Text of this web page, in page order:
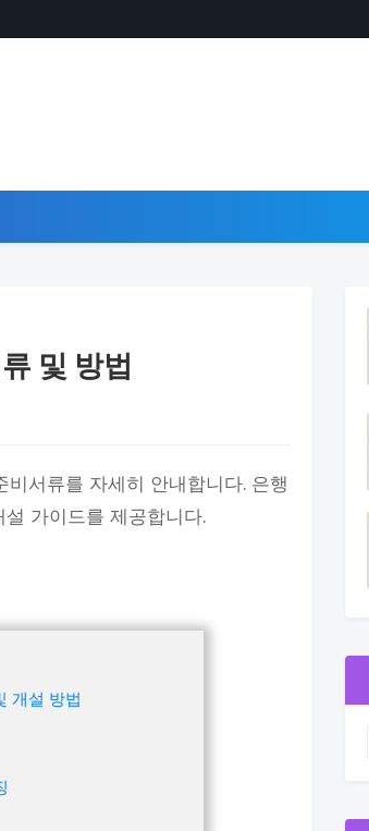
및 방법
서류를 자세히 안내합니다. 은행
가이드를 제공합니다.
개설 방법